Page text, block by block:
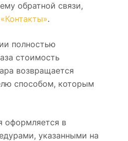
обратной связи,
«Контакты».
полностью
стоимость
возвращается
способом, которым
оформляется в
указанными на